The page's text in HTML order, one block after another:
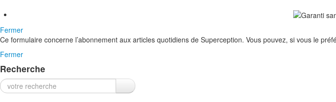
Fermer
Ce formulaire concerne l’abonnement aux articles quotidiens de Superception. Vous pouvez, si vous le
Fermer
Recherche
Recherche :